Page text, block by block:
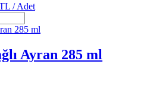
/Adet
Ayran 285 ml